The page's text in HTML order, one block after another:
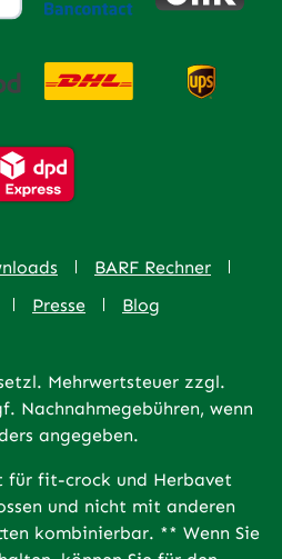
BARF Rechner
Presse Blog
Mehrwertsteuer zzgl.
Nachnahmegebühren, wenn
angegeben.
für fit-crock und Herbavet
und nicht mit anderen
kombinierbar. ** Wenn Sie